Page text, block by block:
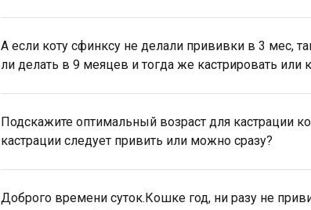
А если коту сфинксу не делали прививки в 3 мес,
ли делать в 9 меяцев и тогда же кастрировать или
Подскажите оптимальный возраст для кастрации
кастрации следует привить или можно сразу?
Доброго времени суток.Кошке год, ни разу не